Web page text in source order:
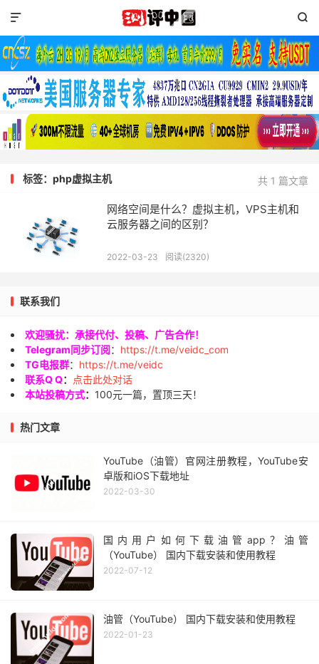


共 1 篇文章
标签：php虚拟主机
网络空间是什么？虚拟主机，VPS主机和
云服务器之间的区别？
2022-03-23 阅读(2320)
联系我们
欢迎骚扰：承接代付、投稿、广告合作！
Telegram同步订阅： https://t.me/veidc_com
TG电报群： https://t.me/veidc
联系Q Q：
点击此处对话
本站投稿方式： 100元一篇，置顶三天！
热门文章
YouTube（油管）官网注册教程，YouTube安
卓版和iOS下载地址
2022-03-30
国内用户如何下载油管app？油管
（YouTube） 国内下载安装和使用教程
2022-07-12
油管（YouTube） 国内下载安装和使用教程
2022-01-23